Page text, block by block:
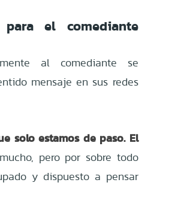
el comediante
al comediante se
mensaje en sus redes
solo estamos de paso. El
pero por sobre todo
y dispuesto a pensar